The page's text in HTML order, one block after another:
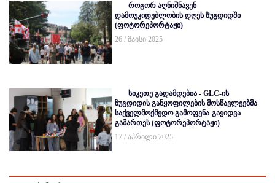
როგორ აღნიშნავენ
დამოუკიდებლობის დღეს ზუგდიდში
(ფოტორეპორტაჟი)
26 / მაისი 2025
სიკეთე გადამდებია - GLC-ის
ზუგდიდის განყოფილების მოსწავლეებმა
საქველმოქმედო გამოფენა-გაყიდვა
გამართეს (ფოტორეპორტაჟი)
17 / აპრილი 2025